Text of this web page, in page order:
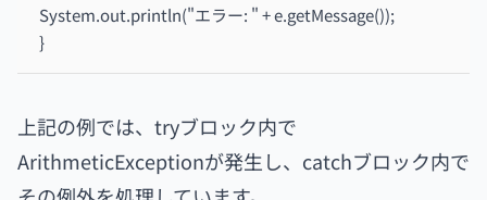
System.out.println("エラー: " + e.getMessage());
}
上記の例では、tryブロック内で
ArithmeticExceptionが発生し、catchブロック内で